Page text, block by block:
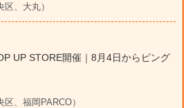
、大丸）
UP STORE開催｜8月4日からピング
、福岡PARCO）